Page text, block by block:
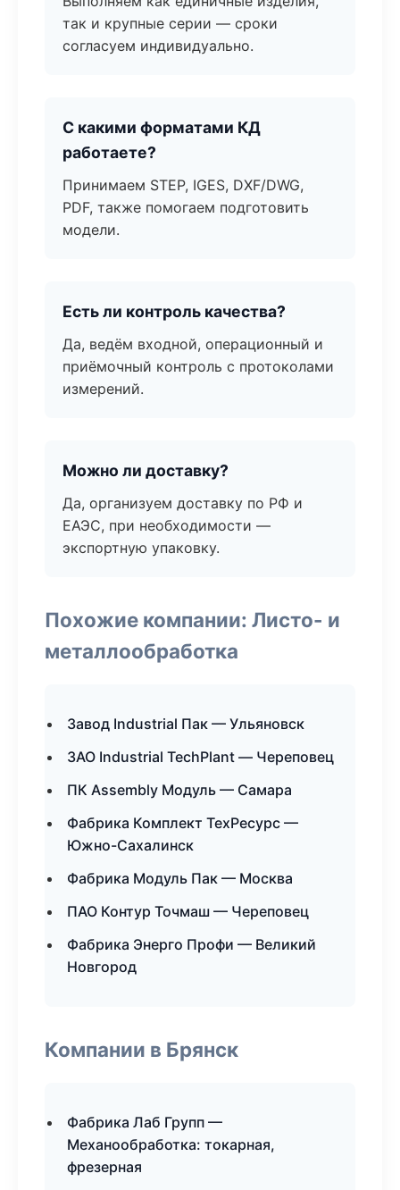
так и крупные серии — сроки
согласуем индивидуально.
С какими форматами КД
работаете?
Принимаем STEP, IGES, DXF/DWG,
PDF, также помогаем подготовить
модели.
Есть ли контроль качества?
Да, ведём входной, операционный и
приёмочный контроль с протоколами
измерений.
Можно ли доставку?
Да, организуем доставку по РФ и
ЕАЭС, при необходимости —
экспортную упаковку.
Похожие компании: Листо- и
металлообработка
Завод Industrial Пак — Ульяновск
ЗАО Industrial TechPlant — Череповец
ПК Assembly Модуль — Самара
Фабрика Комплект ТехРесурс —
Южно-Сахалинск
Фабрика Модуль Пак — Москва
ПАО Контур Точмаш — Череповец
Фабрика Энерго Профи — Великий
Новгород
Компании в Брянск
Фабрика Лаб Групп —
Механообработка: токарная,
фрезерная